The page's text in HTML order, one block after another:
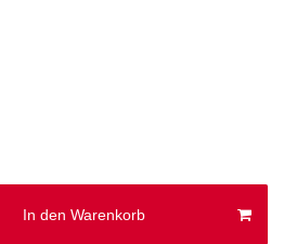
In den Warenkorb